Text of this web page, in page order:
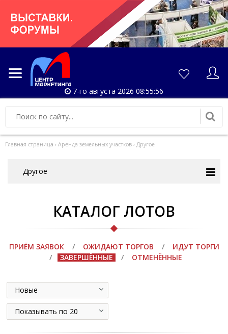
7-го августа 2026 08:55:56
Главная страница › Аренда земельных участков › Другое
Другое
КАТАЛОГ ЛОТОВ
ПРИЁМ ЗАЯВОК / ОЖИДАЮТ ТОРГОВ /
ИДУТ ТОРГИ
/
ЗАВЕРШЁННЫЕ / ОТМЕНЁННЫЕ
Новые
Показывать по 20